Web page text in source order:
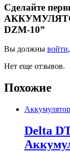
Сделайте
DZM-10”
Вы должны войти
Нет еще отзывов.
Похожие
Delta